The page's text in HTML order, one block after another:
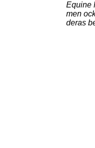
Equine
men
deras